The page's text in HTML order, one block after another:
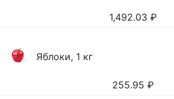
1,492.03 ₽
Яблоки, 1 кг
255.95 ₽